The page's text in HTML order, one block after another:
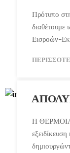
Πρότυπο
διαθέτουμε
Εισροών-
Η ΘΕΡΜΟΙΛ